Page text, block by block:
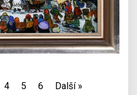
4 5 6 Další »